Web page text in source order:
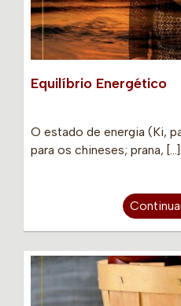
Equilíbrio Energético
O estado de energia (Ki,
para os chineses; prana, […]